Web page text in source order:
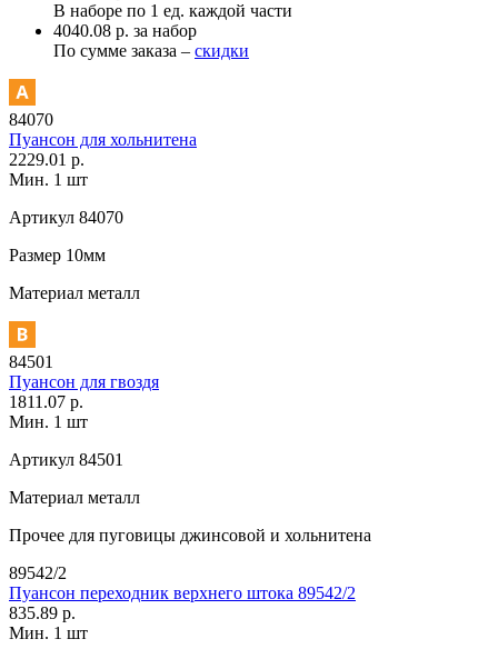
В наборе по 1 ед. каждой части
4040.08 р. за набор
По сумме заказа – скидки
84070
Пуансон для хольнитена
2229.01 р.
Мин. 1 шт
Артикул 84070
Размер 10мм
Материал металл
84501
Пуансон для гвоздя
1811.07 р.
Мин. 1 шт
Артикул 84501
Материал металл
Прочее для пуговицы джинсовой и хольнитена
89542/2
Пуансон переходник верхнего штока 89542/2
835.89 р.
Мин. 1 шт